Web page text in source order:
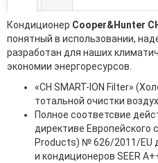
Кондиционер Cooper&Hunter
понятный в использовании,
разработан для наших
экономии энергоресурсов.
«CH SMART-ION Filter»
тотальной очистки
Полное соответсвие
директиве Европейского
Products) № 626/2011/EU
и кондиционеров SEER